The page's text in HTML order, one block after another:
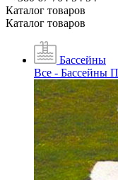
Каталог товаров
Каталог товаров
Бассейны
Все - Бассейны